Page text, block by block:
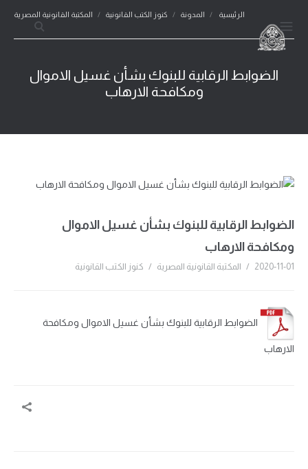
الرئيسية / المدونة / كنوز الكتب القانونية / المكتبة القانونية المصرية
الضوابط الرقابية للبنوك بشأن غسيل الاموال
ومكافحة الارهاب
الضوابط الرقابية للبنوك بشأن غسيل الاموال
ومكافحة الارهاب
2020-11-01
/ المكتبة القانونية المصرية / كنوز الكتب القانونية
الضوابط الرقابية للبنوك بشأن غسيل الاموال ومكافحة
الارهاب